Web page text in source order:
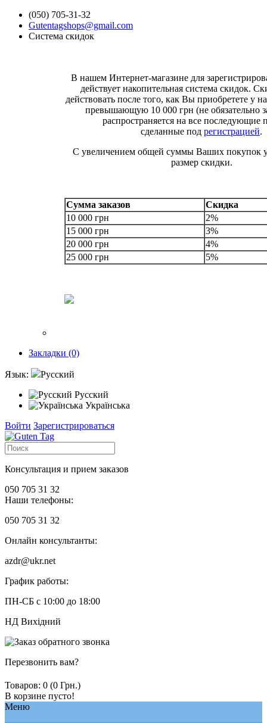
(050) 705-31-32
Gutentagshops@gmail.com
Система скидок
В нашем Интернет-магазине для
действует накопительная система скидок.
действовать после того, как Вы приобретете у
превышающую 10 000 грн (не обязательно
распространяется на все последующие
сделанные под регистрацией.
С увеличением общей суммы Ваших покупок
размер скидки.
Сумма заказов
Скидка
10 000 грн
2%
15 000 грн
3%
20 000 грн
4%
25 000 грн
5%
Закладки (0)
Язык:
Русский
Русский
Українська
Войти Зарегистрироваться
Консультация и прием заказов
050 705 31 32
Наши телефоны:
050 705 31 32
Онлайн консультанты:
azdr@ukr.net
График работы:
ПН-СБ с 10:00 до 18:00
НД Вихідний
Перезвонить вам?
Товаров: 0 (0 Грн.)
В корзине пусто!
Меню